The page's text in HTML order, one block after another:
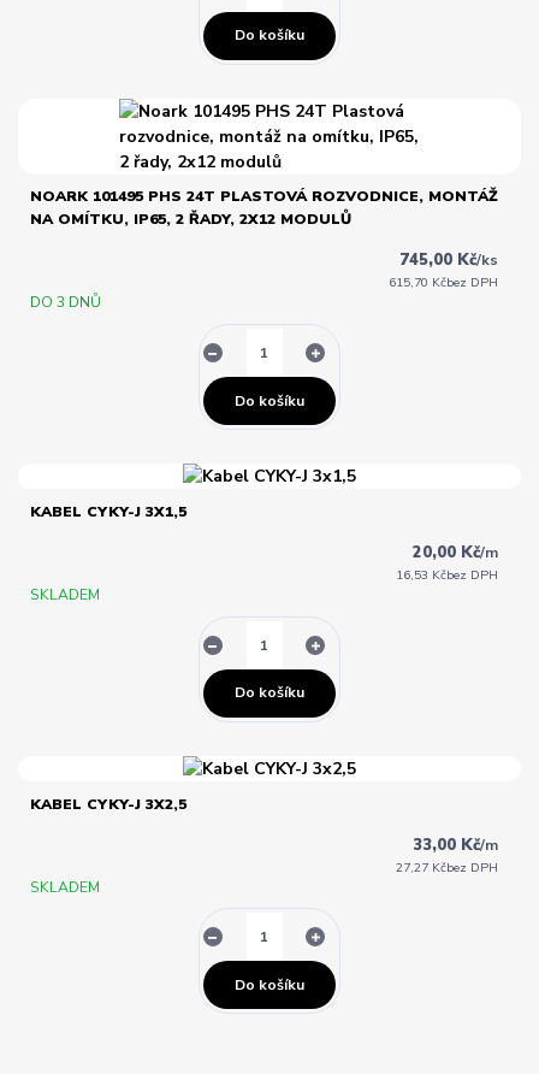
Do košíku
NOARK 101495 PHS 24T PLASTOVÁ ROZVODNICE, MONTÁŽ
NA OMÍTKU, IP65, 2 ŘADY, 2X12 MODULŮ
745,00 Kč/ks
615,70 Kčbez DPH
DO 3 DNŮ
Do košíku
KABEL CYKY-J 3X1,5
20,00 Kč/m
16,53 Kčbez DPH
SKLADEM
Do košíku
KABEL CYKY-J 3X2,5
33,00 Kč/m
27,27 Kčbez DPH
SKLADEM
Do košíku